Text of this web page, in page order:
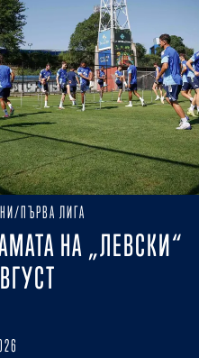
ПЪРВА ЛИГА
НА „ЛЕВСКИ“